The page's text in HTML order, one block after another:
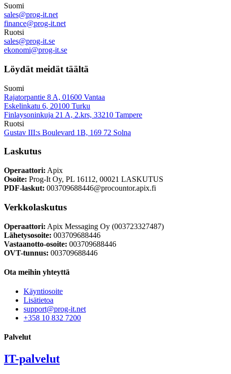
Suomi
sales@prog-it.net
finance@prog-it.net
Ruotsi
sales@prog-it.se
ekonomi@prog-it.se
Löydät meidät täältä
Suomi
Rajatorpantie 8 A, 01600 Vantaa
Eskelinkatu 6, 20100 Turku
Finlaysoninkuja 21 A, 2.krs, 33210 Tampere
Ruotsi
Gustav III:s Boulevard 1B, 169 72 Solna
Laskutus
Operaattori: Apix
Osoite: Prog-It Oy, PL 16112, 00021 LASKUTUS
PDF-laskut: 003709688446@procountor.apix.fi
Verkkolaskutus
Operaattori: Apix Messaging Oy (003723327487)
Lähetysosoite: 003709688446
Vastaanotto-osoite: 003709688446
OVT-tunnus: 003709688446
Ota meihin yhteyttä
Käyntiosoite
Lisätietoa
support@prog-it.net
+358 10 832 7200
Palvelut
IT-palvelut